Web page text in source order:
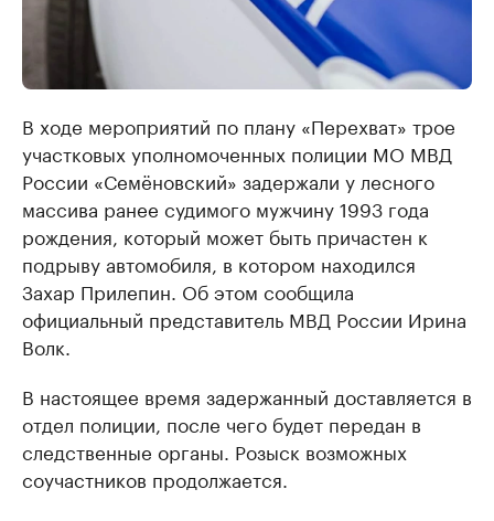
В ходе мероприятий по плану «Перехват» трое
участковых уполномоченных полиции МО МВД
России «Семёновский» задержали у лесного
массива ранее судимого мужчину 1993 года
рождения, который может быть причастен к
подрыву автомобиля, в котором находился
Захар Прилепин. Об этом сообщила
официальный представитель МВД России Ирина
Волк.
В настоящее время задержанный доставляется в
отдел полиции, после чего будет передан в
следственные органы. Розыск возможных
соучастников продолжается.